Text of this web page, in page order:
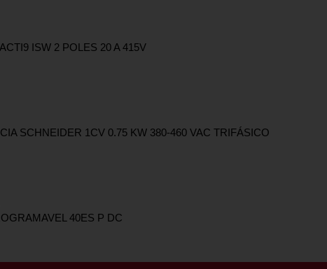
ISW 2 POLES 20 A 415V
SCHNEIDER 1CV 0.75 KW 380-460 VAC TRIFÁSICO
40ES P DC